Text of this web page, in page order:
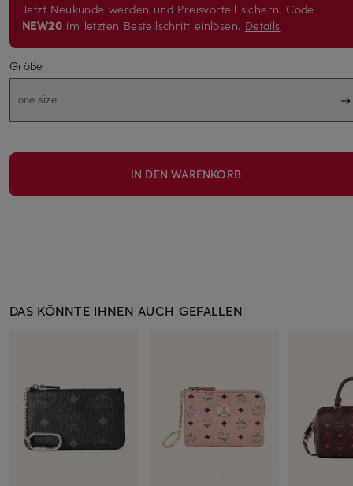
Jetzt Neukunde werden und Preisvorteil sichern. Code
NEW20 im letzten Bestellschritt einlösen. Details
Größe
one size
IN DEN WARENKORB
DAS KÖNNTE IHNEN AUCH GEFALLEN